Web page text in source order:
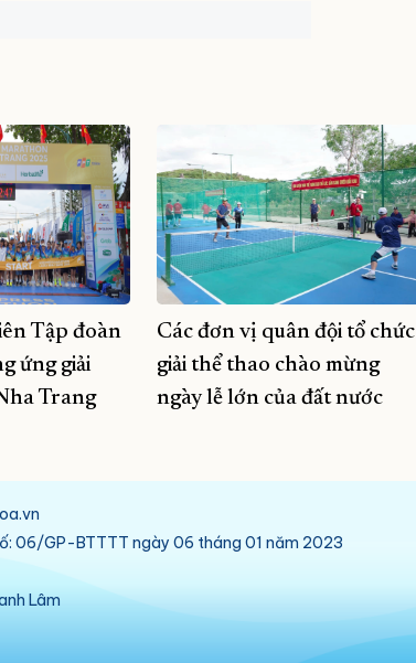
Tập đoàn
ứng giải
Trang
Các đơn vị quân đội tổ chức
giải thể thao chào mừng
ngày lễ lớn của đất nước
06/GP-BTTTT ngày 06 tháng 01 năm 2023
Lâm